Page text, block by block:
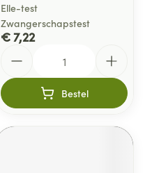
Elle-test
Zwangerschapstest
€ 7,22
Bestel